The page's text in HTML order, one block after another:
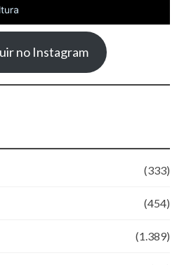
no Instagram
(333)
(454)
(1.389)